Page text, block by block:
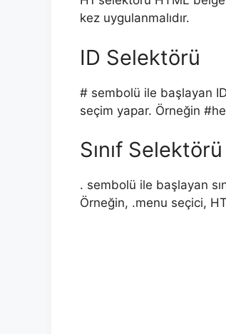
kez uygulanmalıdır.
ID Selektörü
# sembolü ile başlayan
seçim yapar. Örneğin
Sınıf Selektörü
. sembolü ile başlayan
Örneğin, .menu seçici,